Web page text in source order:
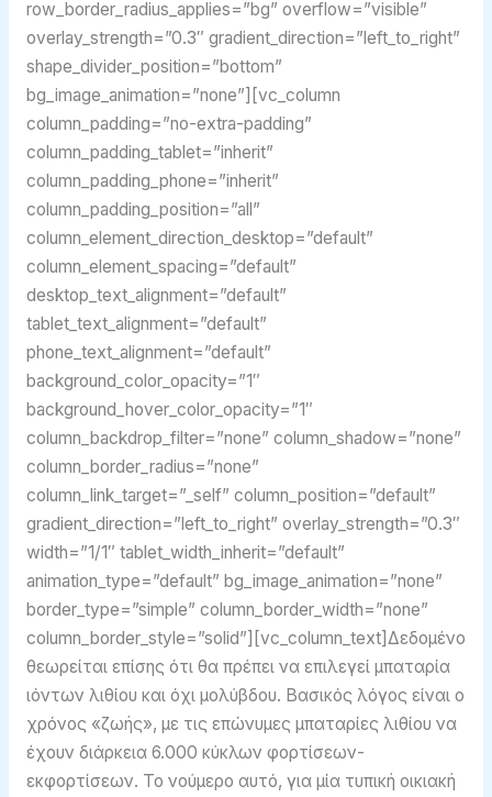
row_border_radius_applies=”bg” overflow=”visible”
overlay_strength=”0.3″ gradient_direction=”left_to_right”
shape_divider_position=”bottom”
bg_image_animation=”none”][vc_column
column_padding=”no-extra-padding”
column_padding_tablet=”inherit”
column_padding_phone=”inherit”
column_padding_position=”all”
column_element_direction_desktop=”default”
column_element_spacing=”default”
desktop_text_alignment=”default”
tablet_text_alignment=”default”
phone_text_alignment=”default”
background_color_opacity=”1″
background_hover_color_opacity=”1″
column_backdrop_filter=”none” column_shadow=”none”
column_border_radius=”none”
column_link_target=”_self” column_position=”default”
gradient_direction=”left_to_right” overlay_strength=”0.3″
width=”1/1″ tablet_width_inherit=”default”
animation_type=”default” bg_image_animation=”none”
border_type=”simple” column_border_width=”none”
column_border_style=”solid”][vc_column_text]Δεδομένο
θεωρείται επίσης ότι θα πρέπει να επιλεγεί μπαταρία
ιόντων λιθίου και όχι μολύβδου. Βασικός λόγος είναι ο
χρόνος «ζωής», με τις επώνυμες μπαταρίες λιθίου να
έχουν διάρκεια 6.000 κύκλων φορτίσεων-
εκφορτίσεων. Το νούμερο αυτό, για μία τυπική οικιακή